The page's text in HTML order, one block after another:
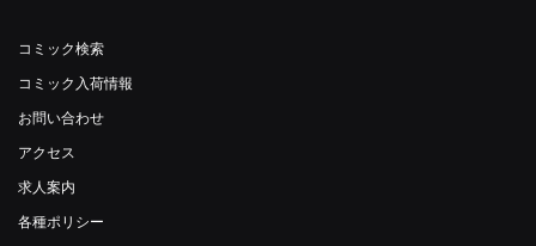
コミック検索
コミック入荷情報
お問い合わせ
アクセス
求人案内
各種ポリシー